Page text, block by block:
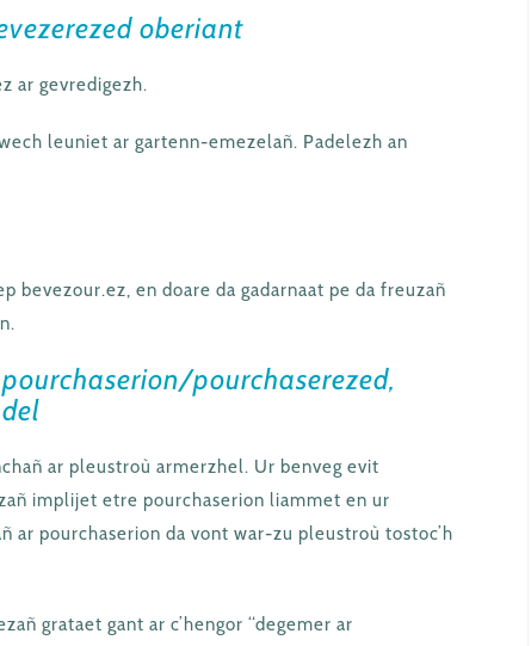
oberiant
ar gevredigezh.
leuniet ar gartenn-emezelañ. Padelezh an
bevezour.ez, en doare da gadarnaat pe da freuzañ
pourchaserezed,
ar pleustroù armerzhel. Ur benveg evit
implijet etre pourchaserion liammet en ur
ar pourchaserion da vont war-zu pleustroù tostoc’h
grataet gant ar c’hengor “degemer ar